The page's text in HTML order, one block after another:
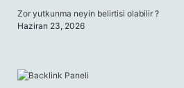
Zor yutkunma neyin belirtisi olabilir ?
Haziran 23, 2026